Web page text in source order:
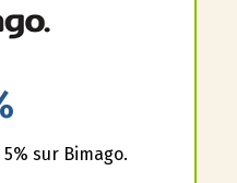
sur Bimago.